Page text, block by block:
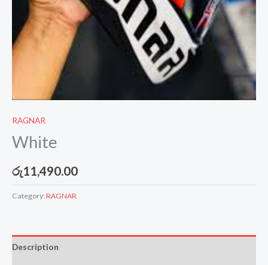
RAGNAR
White
රු11,490.00
Category: RAGNAR
Description